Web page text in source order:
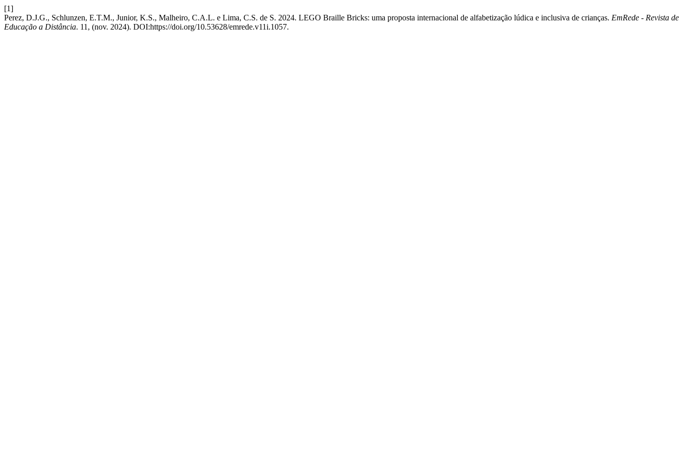
[1]
Perez, D.J.G., Schlunzen, E.T.M., Junior, K.S., Malheiro, C.A.L. e Lima, C.S. de S. 2024. LEGO Braille Bricks: uma proposta internacional de alfabetização lúdica e inclusiva de crianças. EmRede - Revista de
Educação a Distância. 11, (nov. 2024). DOI:https://doi.org/10.53628/emrede.v11i.1057.